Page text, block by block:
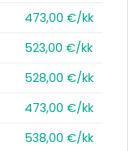
473,00 €/kk
523,00 €/kk
528,00 €/kk
473,00 €/kk
538,00 €/kk